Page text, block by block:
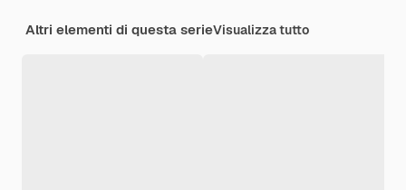
Altri elementi di questa serieVisualizza tutto